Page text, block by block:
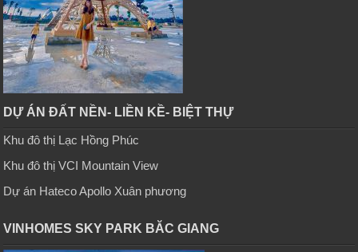
DỰ ÁN ĐẤT NỀN- LIỀN KỀ- BIỆT THỰ
Khu đô thị Lạc Hồng Phúc
Khu đô thị VCI Mountain View
Dự án Hateco Apollo Xuân phương
VINHOMES SKY PARK BĂC GIANG